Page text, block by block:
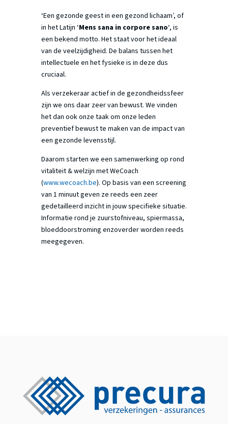
‘Een gezonde geest in een gezond lichaam’, of
in het Latijn ‘Mens sana in corpore sano‘, is
een bekend motto. Het staat voor het ideaal
van de veelzijdigheid. De balans tussen het
intellectuele en het fysieke is in deze dus
cruciaal.
Als verzekeraar actief in de gezondheidssfeer
zijn we ons daar zeer van bewust. We vinden
het dan ook onze taak om onze leden
preventief bewust te maken van de impact van
een gezonde levensstijl.
Daarom starten we een samenwerking op rond
vitaliteit & welzijn met WeCoach
(www.wecoach.be). Op basis van een screening
van 1 minuut geven ze reeds een zeer
gedetailleerd inzicht in jouw specifieke situatie.
Informatie rond je zuurstofniveau, spiermassa,
bloeddoorstroming enzoverder worden reeds
meegegeven.